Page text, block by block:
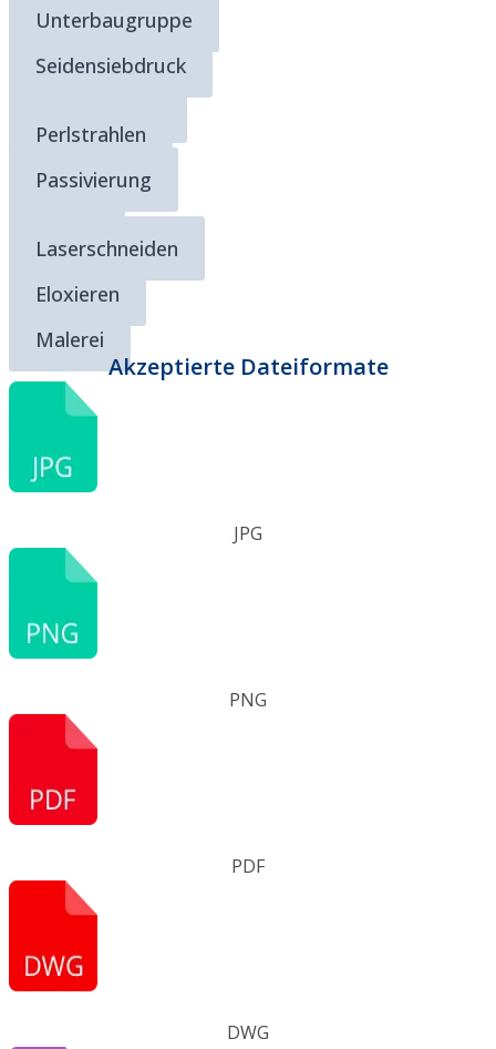
Unterbaugruppe
Seidensiebdruck
Perlstrahlen
Passivierung
Laserschneiden
Eloxieren
Malerei
Akzeptierte Dateiformate
JPG
PNG
PDF
DWG